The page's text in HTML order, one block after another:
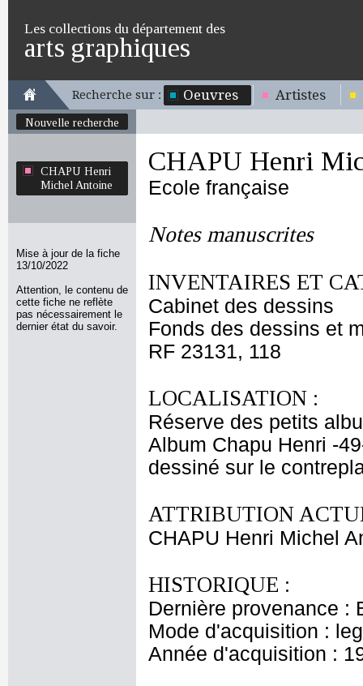
Les collections du département des
arts graphiques
Recherche sur : Oeuvres Artistes
Nouvelle recherche
CHAPU Henri
Michel Antoine
Mise à jour de la fiche
13/10/2022
Attention, le contenu de
cette fiche ne reflète
pas nécessairement le
dernier état du savoir.
CHAPU Henri
Ecole française
Notes manuscrites
INVENTAIRES ET
Cabinet des dessins
Fonds des dessins et
RF 23131, 118
LOCALISATION :
Réserve des petits
Album Chapu Henri -
dessiné sur le
ATTRIBUTION
CHAPU Henri Michel
HISTORIQUE :
Dernière provenance :
Mode d'acquisition :
Année d'acquisition :